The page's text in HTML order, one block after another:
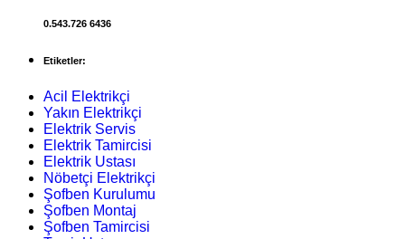
0.543.726 6436
Etiketler:
Acil Elektrikçi
Yakın Elektrikçi
Elektrik Servis
Elektrik Tamircisi
Elektrik Ustası
Nöbetçi Elektrikçi
Şofben Kurulumu
Şofben Montaj
Şofben Tamircisi